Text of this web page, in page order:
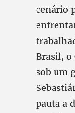
cenário
Brasil, o
sob um
pauta a